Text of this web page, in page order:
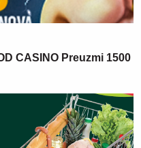
CASINO Preuzmi 1500